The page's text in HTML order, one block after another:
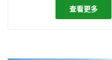
查看更多